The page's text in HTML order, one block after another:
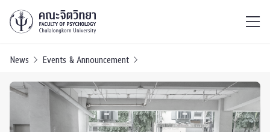
News Events & Announcement